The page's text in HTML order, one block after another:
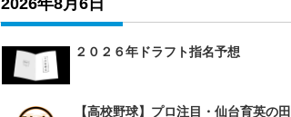
2026年8月6日
２０２６年ドラフト指名予想
【高校野球】プロ注目・仙台育英の田